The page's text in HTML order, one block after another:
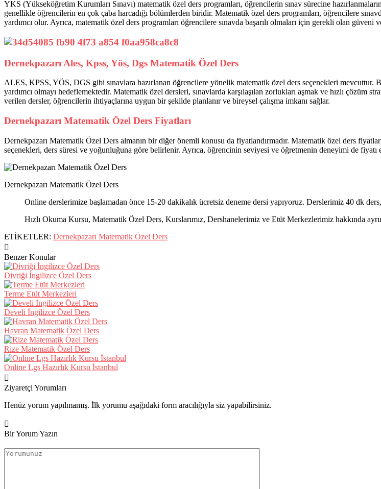
YKS (Yükseköğretim Kurumları Sınavı) matematik özel ders programları, öğrencilerin sınav sürecine
genellikle öğrencilerin en çok çaba harcadığı bölümlerden biridir. Matematik özel ders programları, öğrencilere
yardımcı olur. Ayrıca, matematik özel ders programları öğrencilere sınavda başarılı olmaları için gerekli olan güveni
Dernekpazarı Ales, Kpss, Yös, Dgs Matematik Özel Ders
ALES, KPSS, YÖS, DGS gibi sınavlara hazırlanan öğrencilere yönelik matematik özel ders seçenekleri mevcuttur.
yardımcı olmayı hedeflemektedir. Matematik özel dersleri, sınavlarda karşılaşılan zorlukları aşmak ve hızlı
verilen dersler, öğrencilerin ihtiyaçlarına uygun bir şekilde planlanır ve bireysel çalışma imkanı sağlar.
Dernekpazarı Matematik Özel Ders Fiyatları
Dernekpazarı Matematik Özel Ders almanın bir diğer önemli konusu da fiyatlandırmadır. Matematik özel ders
seçenekleri, ders süresi ve yoğunluğuna göre belirlenir. Ayrıca, öğrencinin seviyesi ve öğretmenin deneyimi de fiyatı
Dernekpazarı Matematik Özel Ders
Online derslerimize başlamadan önce 15-20 dakikalık ücretsiz deneme dersi yapıyoruz. Derslerimiz 40 dk
Hızlı Okuma Kursu, Matematik Özel Ders, Kurslarımız, Dershanelerimiz ve Etüt Merkezlerimiz hakkında
ETİKETLER: Dernekpazarı Matematik Özel Ders
Benzer Konular
Divriği İngilizce Özel Ders
Terme Etüt Merkezleri
Develi İngilizce Özel Ders
Havran Matematik Özel Ders
Rize Matematik Özel Ders
Online Lgs Hazırlık Kursu İstanbul
Ziyaretçi Yorumları
Henüz yorum yapılmamış. İlk yorumu aşağıdaki form aracılığıyla siz yapabilirsiniz.
Bir Yorum Yazın